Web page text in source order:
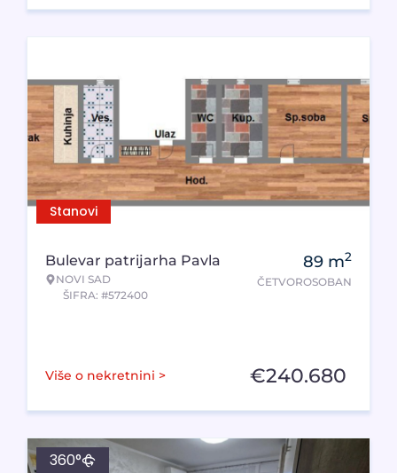
Stanovi
Bulevar patrijarha Pavla
NOVI SAD
ŠIFRA: #572400
89 m2
ČETVOROSOBAN
Više o nekretnini > €240.680
360°